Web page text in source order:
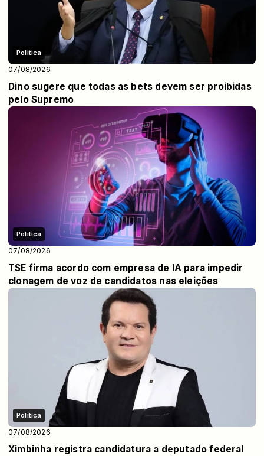
Politica
07/08/2026
Dino sugere que todas as bets devem ser proibidas
pelo Supremo
Politica
07/08/2026
TSE firma acordo com empresa de IA para impedir
clonagem de voz de candidatos nas eleições
Politica
07/08/2026
Ximbinha registra candidatura a deputado federal